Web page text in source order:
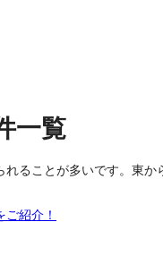
一覧
ることが多いです。東
紹介！